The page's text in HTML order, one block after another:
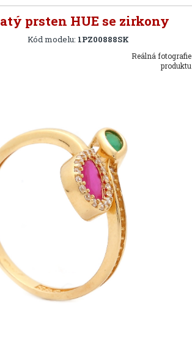
prsten HUE se zirkony
Kód modelu: 1PZ00888SK
Reálná fotografie
produktu